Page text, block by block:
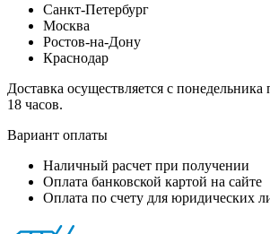
Санкт-Петербург
Москва
Ростов-на-Дону
Краснодар
Доставка осуществляется с
18 часов.
Вариант оплаты
Наличный расчет при получении
Оплата банковской картой на сайте
Оплата по счету для юридических